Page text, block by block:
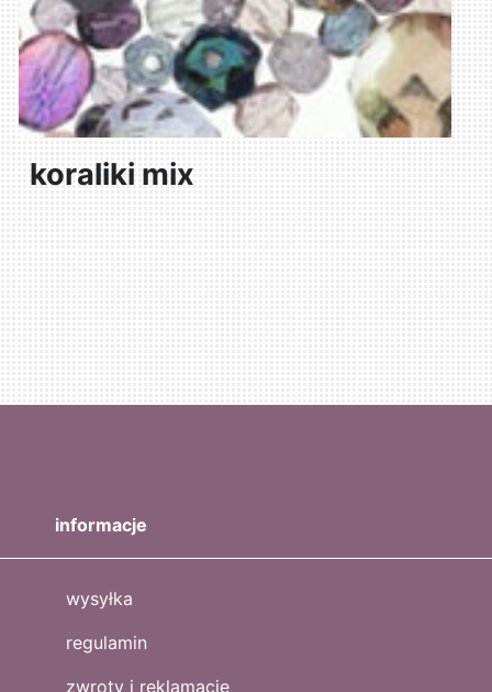
koraliki mix
informacje
wysyłka
regulamin
zwroty i reklamacje